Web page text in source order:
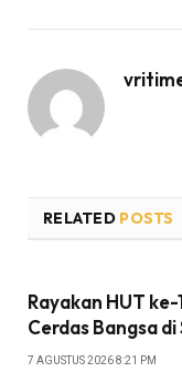
RELATED POSTS
Rayakan HUT
Cerdas Bangsa
7 AGUSTUS 2026 8:21 PM